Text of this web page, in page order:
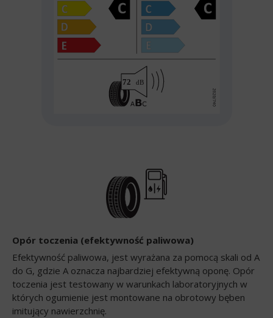
Opór toczenia (efektywność paliwowa)
Efektywność paliwowa, jest wyrażana za pomocą skali od A
do G, gdzie A oznacza najbardziej efektywną oponę. Opór
toczenia jest testowany w warunkach laboratoryjnych w
których ogumienie jest montowane na obrotowy bęben
imitujący nawierzchnię.